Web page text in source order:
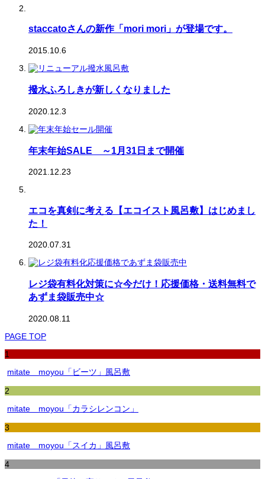
staccatoさんの新作「mori mori」が登場です。
2015.10.6
撥水ふろしきが新しくなりました
2020.12.3
年末年始SALE ～1月31日まで開催
2021.12.23
エコを真剣に考える【エコイスト風呂敷】はじめまし
た！
2020.07.31
レジ袋有料化対策に☆今だけ！応援価格・送料無料で
あずま袋販売中☆
2020.08.11
PAGE TOP
1
mitate moyou「ビーツ」風呂敷
2
mitate moyou「カラシレンコン」
3
mitate moyou「スイカ」風呂敷
4